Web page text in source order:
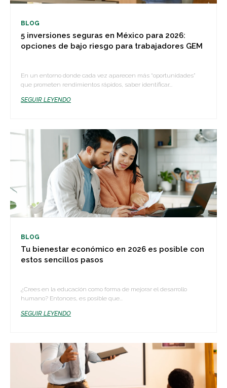
BLOG
5 inversiones seguras en México para 2026:
opciones de bajo riesgo para trabajadores GEM
En un entorno donde cada vez aparecen más “oportunidades”
que prometen rendimientos rápidos, saber identificar...
SEGUIR LEYENDO
BLOG
Tu bienestar económico en 2026 es posible con
estos sencillos pasos
¿Crees en la educación como forma de mejorar el desarrollo
humano? Entonces, es posible que...
SEGUIR LEYENDO